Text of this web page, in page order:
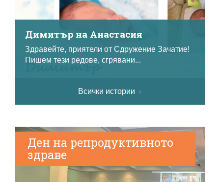
Димитър на Анастасия
Здравейте, приятели от Сдружение Зачатие!
Пишем тези редове, сгрявани...
Всички истории
Ден на репродуктивното
здраве